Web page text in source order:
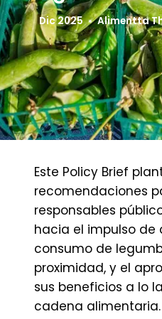
Dic 2025 Alimentta
Este Policy Brief
recomendaciones
responsables
hacia el impulso de
consumo de
proximidad, y el
sus beneficios a lo
cadena alimentaria.